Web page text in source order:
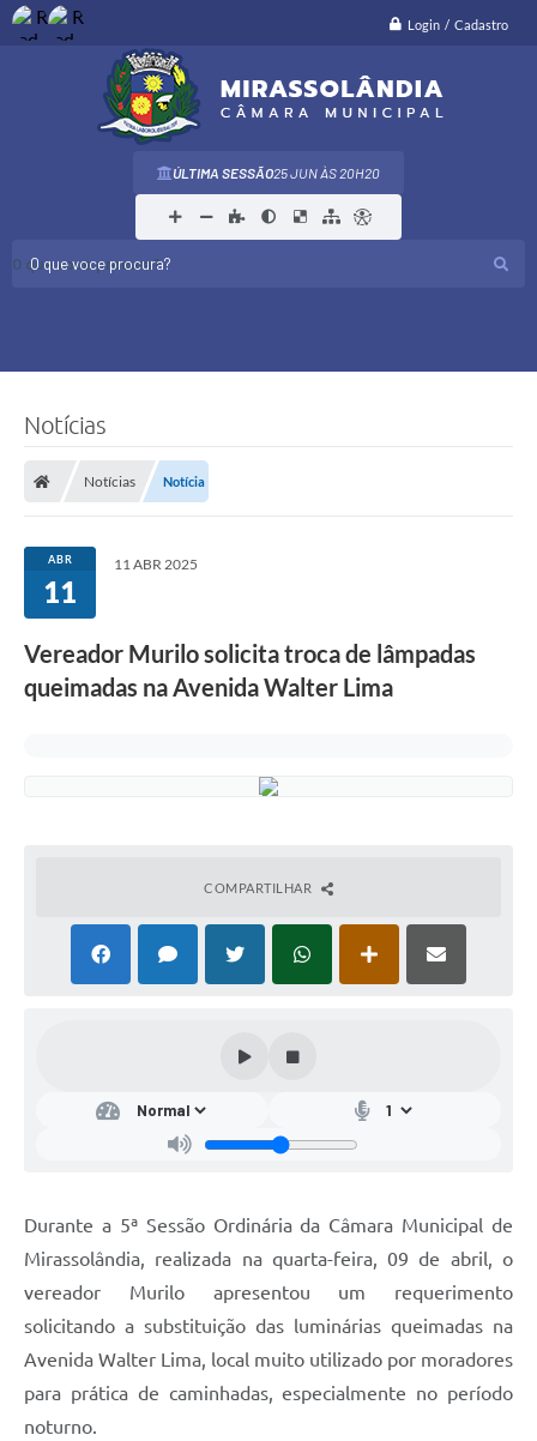
Login / Cadastro
ÚLTIMA SESSÃO25 JUN 20H20
O que voce procura?
Notícias
Notícias Notícia
ABR
11
11 ABR 2025
Vereador Murilo solicita troca de lâmpadas
queimadas na Avenida Walter Lima
COMPARTILHAR
Durante a 5ª Sessão Ordinária da Câmara Municipal de
Mirassolândia, realizada na quarta-feira, 09 de abril, o
vereador Murilo apresentou um requerimento
solicitando a substituição das luminárias queimadas na
Avenida Walter Lima, local muito utilizado por moradores
para prática de caminhadas, especialmente no período
noturno.